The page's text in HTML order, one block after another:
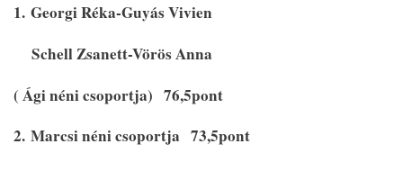
1. Georgi Réka-Guyás Vivien
Schell Zsanett-Vörös Anna
( Ági néni csoportja) 76,5pont
2. Marcsi néni csoportja 73,5pont